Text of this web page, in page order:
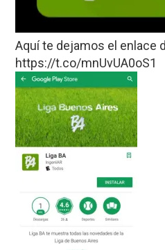
Aquí te dejamos el enlace
https://t.co/mnUvUA0oS1